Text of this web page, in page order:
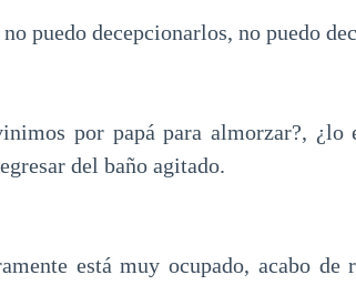
puedo decepcionarlos, no puedo
por papá para almorzar?, ¿lo
del baño agitado.
está muy ocupado, acabo de